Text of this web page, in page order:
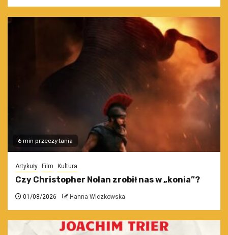
6 min przeczytania
Artykuły Film Kultura
Czy Christopher Nolan zrobił nas w „konia”?
01/08/2026 Hanna Wiczkowska